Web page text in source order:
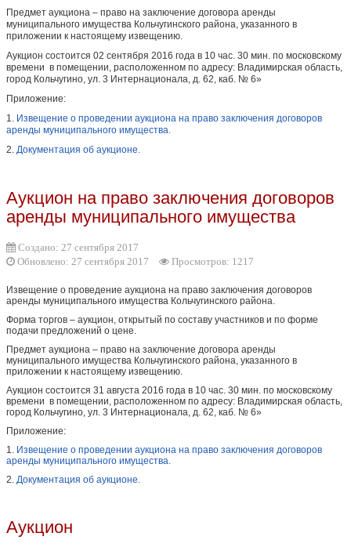
Предмет аукциона – право на заключение договора аренды
муниципального имущества Кольчугинского района, указанного в
приложении к настоящему извещению.
Аукцион состоится 02 сентября 2016 года в 10 час. 30 мин. по московскому
времени в помещении, расположенном по адресу: Владимирская область,
город Кольчугино, ул. 3 Интернационала, д. 62, каб. № 6»
Приложение:
1. Извещение о проведении аукциона на право заключения договоров
аренды муниципального имущества.
2. Документация об аукционе.
Аукцион на право заключения договоров
аренды муниципального имущества
Создано: 27 сентября 2017
Обновлено: 27 сентября 2017
Просмотров: 1217
Извещение о проведение аукциона на право заключения договоров
аренды муниципального имущества Кольчугинского района.
Форма торгов – аукцион, открытый по составу участников и по форме
подачи предложений о цене.
Предмет аукциона – право на заключение договора аренды
муниципального имущества Кольчугинского района, указанного в
приложении к настоящему извещению.
Аукцион состоится 31 августа 2016 года в 10 час. 30 мин. по московскому
времени в помещении, расположенном по адресу: Владимирская область,
город Кольчугино, ул. 3 Интернационала, д. 62, каб. № 6»
Приложение:
1. Извещение о проведении аукциона на право заключения договоров
аренды муниципального имущества.
2. Документация об аукционе.
Аукцион